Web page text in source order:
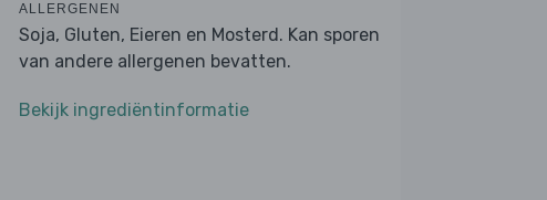
ALLERGENEN
Soja, Gluten, Eieren en Mosterd. Kan sporen
van andere allergenen bevatten.
Bekijk ingrediëntinformatie